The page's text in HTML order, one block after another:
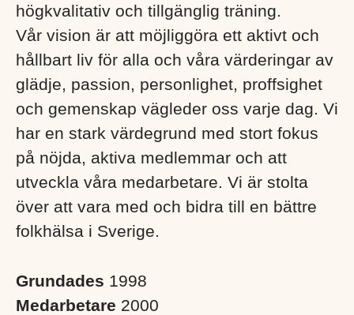
högkvalitativ och tillgänglig träning.
Vår vision är att möjliggöra ett aktivt och
hållbart liv för alla och våra värderingar av
glädje, passion, personlighet, proffsighet
och gemenskap vägleder oss varje dag. Vi
har en stark värdegrund med stort fokus
på nöjda, aktiva medlemmar och att
utveckla våra medarbetare. Vi är stolta
över att vara med och bidra till en bättre
folkhälsa i Sverige. ​
Grundades 1998
Medarbetare 2000